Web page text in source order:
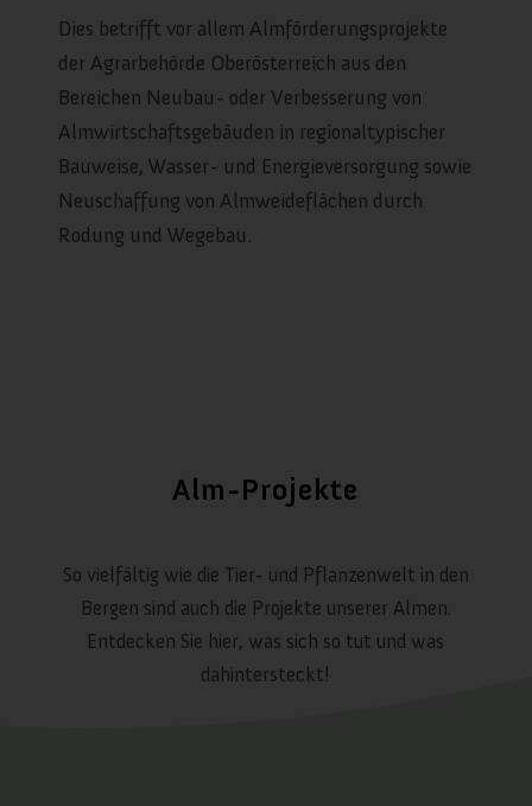
Dies betrifft vor allem Almförderungsprojekte
der Agrarbehörde Oberösterreich aus den
Bereichen Neubau- oder Verbesserung von
Almwirtschaftsgebäuden in regionaltypischer
Bauweise, Wasser- und Energieversorgung sowie
Neuschaffung von Almweideflächen durch
Rodung und Wegebau.
Alm-Projekte
So vielfältig wie die Tier- und Pflanzenwelt in den
Bergen sind auch die Projekte unserer Almen.
Entdecken Sie hier, was sich so tut und was
dahintersteckt!